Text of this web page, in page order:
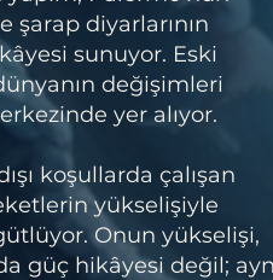
şarap diyarlarının
sunuyor. Eski
değişimleri
yer alıyor.
koşullarda çalışan
yükselişiyle
Onun yükselişi,
güç hikâyesi değil;